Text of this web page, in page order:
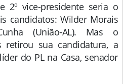
2º vice-presidente seria o
candidatos: Wilder Morais
(União-AL). Mas o
retirou sua candidatura, a
do PL na Casa, senador